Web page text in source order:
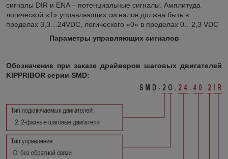
сигналы DIR и ENA – потенциальные сигналы. Амплитуда
логической «1» управляющих сигналов должна быть в
пределах 3,3…24VDC, логического «0» в пределах 0…2,3 VDC
Параметры управляющих сигналов
Обозначение при заказе драйверов шаговых двигателей
KIPPRIBOR серии SMD: